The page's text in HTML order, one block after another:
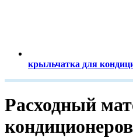
крыльчатка для
Расходный
кондиционеров